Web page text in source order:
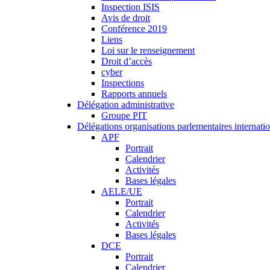
Inspection ISIS
Avis de droit
Conférence 2019
Liens
Loi sur le renseignement
Droit d’accès
cyber
Inspections
Rapports annuels
Délégation administrative
Groupe PIT
Délégations organisations parlementaires
APF
Portrait
Calendrier
Activités
Bases légales
AELE/UE
Portrait
Calendrier
Activités
Bases légales
DCE
Portrait
Calendrier